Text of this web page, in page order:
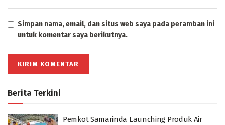
Simpan nama, email, dan situs web saya pada peramban ini
untuk komentar saya berikutnya.
Berita Terkini
Pemkot Samarinda Launching Produk Air